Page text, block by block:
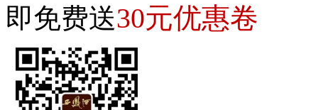
即免费送30元优惠卷